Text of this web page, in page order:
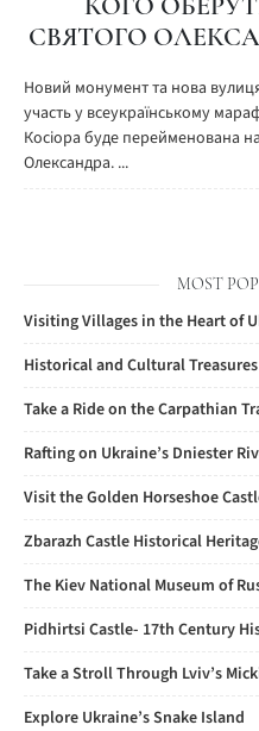
СВЯТОГО
Новий монумент та нова
участь у всеукраїнському
Косіора буде перейменована
Олександра. ...
MOST
Visiting Villages in the Heart of
Historical and Cultural
Take a Ride on the Carpathian
Rafting on Ukraine’s Dniester
Visit the Golden Horseshoe
Zbarazh Castle Historical
The Kiev National Museum of
Pidhirtsi Castle- 17th Century
Take a Stroll Through Lviv’s
Explore Ukraine’s Snake Island